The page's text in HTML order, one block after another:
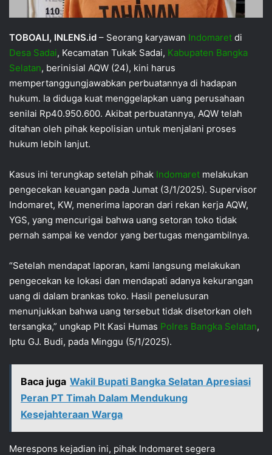
TOBOALI, INLENS.id – Seorang karyawan Indomaret di
Desa Sadai, Kecamatan Tukak Sadai, Kabupaten Bangka
Selatan, berinisial AQW (24), kini harus
mempertanggungjawabkan perbuatannya di hadapan
hukum. Ia diduga kuat menggelapkan uang perusahaan
senilai Rp40.950.600. Akibat perbuatannya, AQW telah
ditahan oleh pihak kepolisian untuk menjalani proses
hukum lebih lanjut.
Kasus ini terungkap setelah pihak Indomaret melakukan
pengecekan keuangan pada Jumat (3/1/2025). Supervisor
Indomaret, KW, menerima laporan dari rekan kerja AQW,
YGS, yang mencurigai bahwa uang setoran toko tidak
pernah sampai ke vendor yang bertugas mengambilnya.
“Setelah mendapat laporan, kami langsung melakukan
pengecekan ke lokasi dan mendapati adanya kekurangan
uang di dalam brankas toko. Hasil penelusuran
menunjukkan bahwa uang tersebut tidak disetorkan oleh
tersangka,” ungkap Plt Kasi Humas Polres Bangka Selatan,
Iptu GJ. Budi, pada Minggu (5/1/2025).
Baca juga Wakil Bupati Bangka Selatan Apresiasi
Peran PT Timah Dalam Mendukung
Kesejahteraan Warga
Merespons kejadian ini, pihak Indomaret segera